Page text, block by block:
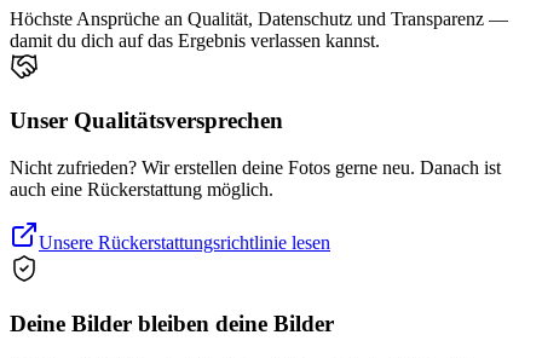
Höchste Ansprüche an Qualität, Datenschutz und Transparenz —
damit du dich auf das Ergebnis verlassen kannst.
Unser Qualitätsversprechen
Nicht zufrieden? Wir erstellen deine Fotos gerne neu. Danach ist
auch eine Rückerstattung möglich.
Unsere Rückerstattungsrichtlinie lesen
Deine Bilder bleiben deine Bilder